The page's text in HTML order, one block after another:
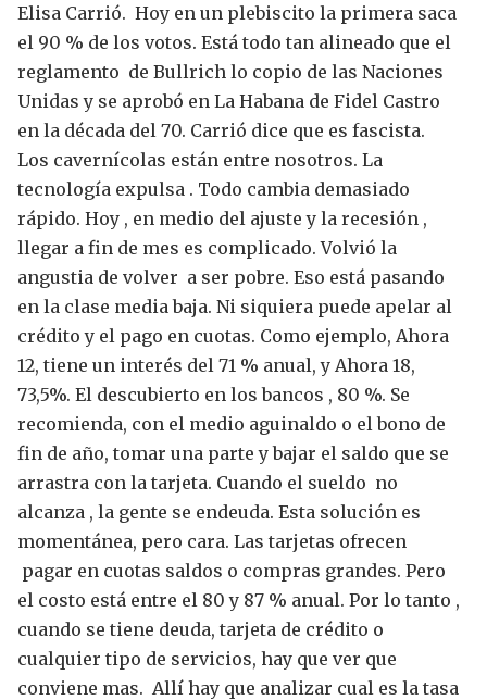
Elisa Carrió. Hoy en un plebiscito la primera saca
el 90 % de los votos. Está todo tan alineado que el
reglamento de Bullrich lo copio de las Naciones
Unidas y se aprobó en La Habana de Fidel Castro
en la década del 70. Carrió dice que es fascista.
Los cavernícolas están entre nosotros. La
tecnología expulsa . Todo cambia demasiado
rápido. Hoy , en medio del ajuste y la recesión ,
llegar a fin de mes es complicado. Volvió la
angustia de volver a ser pobre. Eso está pasando
en la clase media baja. Ni siquiera puede apelar al
crédito y el pago en cuotas. Como ejemplo, Ahora
12, tiene un interés del 71 % anual, y Ahora 18,
73,5%. El descubierto en los bancos , 80 %. Se
recomienda, con el medio aguinaldo o el bono de
fin de año, tomar una parte y bajar el saldo que se
arrastra con la tarjeta. Cuando el sueldo no
alcanza , la gente se endeuda. Esta solución es
momentánea, pero cara. Las tarjetas ofrecen
pagar en cuotas saldos o compras grandes. Pero
el costo está entre el 80 y 87 % anual. Por lo tanto ,
cuando se tiene deuda, tarjeta de crédito o
cualquier tipo de servicios, hay que ver que
conviene mas. Allí hay que analizar cual es la tasa